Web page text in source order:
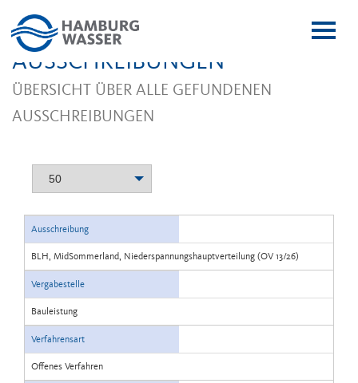
AUSSCHREIBUNGEN
ÜBERSICHT ÜBER ALLE GEFUNDENEN
AUSSCHREIBUNGEN
50
Ausschreibung
BLH, MidSommerland, Niederspannungshauptverteilung (OV 13/26)
Vergabestelle
Bauleistung
Verfahrensart
Offenes Verfahren